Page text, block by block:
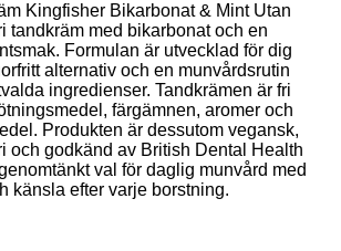
Kingfisher Bikarbonat & Mint Utan
tandkräm med bikarbonat och en
Formulan är utvecklad för dig
alternativ och en munvårdsrutin
ingredienser. Tandkrämen är fri
färgämnen, aromer och
Produkten är dessutom vegansk,
och godkänd av British Dental Health
val för daglig munvård med
känsla efter varje borstning.